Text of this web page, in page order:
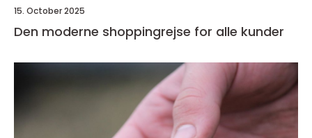
15. October 2025
Den moderne shoppingrejse for alle kunder